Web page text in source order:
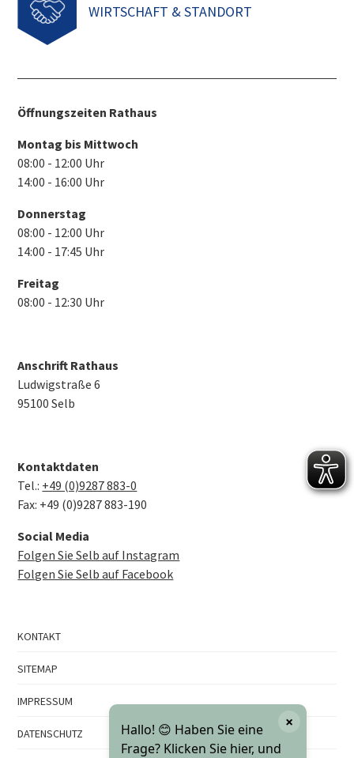
Hallo! 😊 Haben Sie eine
Frage? Klicken Sie hier, und
×
WIRTSCHAFT & STANDORT
Öffnungszeiten Rathaus
Montag bis Mittwoch
08:00 - 12:00 Uhr
14:00 - 16:00 Uhr
Donnerstag
08:00 - 12:00 Uhr
14:00 - 17:45 Uhr
Freitag
08:00 - 12:30 Uhr
Anschrift Rathaus
Ludwigstraße 6
95100 Selb
Kontaktdaten
Tel.: +49 (0)9287 883-0
Fax: +49 (0)9287 883-190
Social Media
Folgen Sie Selb auf Instagram
Folgen Sie Selb auf Facebook
KONTAKT
SITEMAP
IMPRESSUM
DATENSCHUTZ